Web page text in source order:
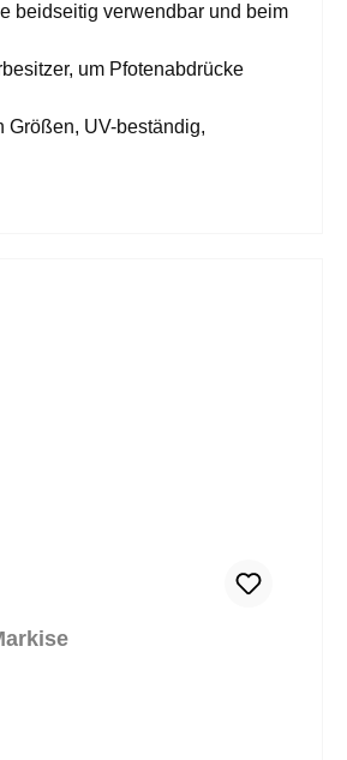
beidseitig verwendbar und beim
um Pfotenabdrücke
Größen, UV-beständig,